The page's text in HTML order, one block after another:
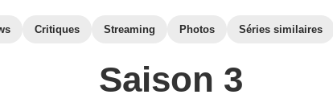
Critiques Streaming Photos Séries similaires
Saison 3